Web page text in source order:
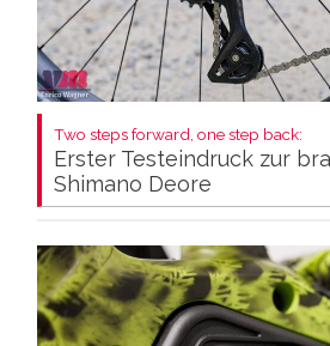
Two steps forward, one step back:
Erster Testeindruck zur
Shimano Deore